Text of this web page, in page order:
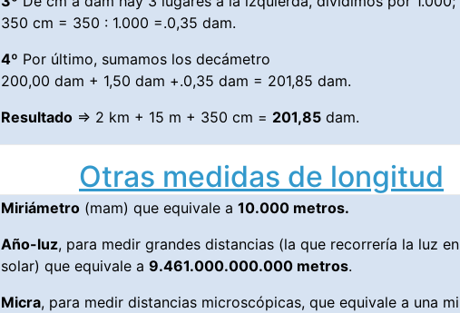
350 cm = 350 : 1.000 =.0,35 dam.
4º Por último, sumamos los decámetro
200,00 dam + 1,50 dam +.0,35 dam = 201,85 dam.
Resultado⇒ 2 km + 15 m + 350 cm = 201,85dam.
Otras medidas de longitud
Miriámetro(mam) que equivale a 10.000 metros.
Año-luz, para medir grandes distancias (la que recorrería la luz
solar) que equivale a 9.461.000.000.000 metros.
Micra, para medir distancias microscópicas, que equivale a una